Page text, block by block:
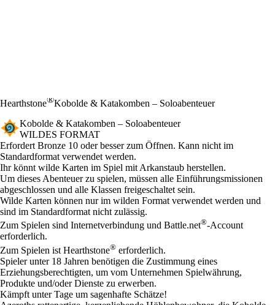
Hearthstone®Kobolde & Katakomben – Soloabenteuer
Kobolde & Katakomben – Soloabenteuer
WILDES FORMAT
Product Notification
Erfordert Bronze 10 oder besser zum Öffnen. Kann nicht im
Standardformat verwendet werden.
Available actions
Ihr könnt wilde Karten im Spiel mit Arkanstaub herstellen.
Um dieses Abenteuer zu spielen, müssen alle Einführungsmissionen
abgeschlossen und alle Klassen freigeschaltet sein.
Wilde Karten können nur im wilden Format verwendet werden und
sind im Standardformat nicht zulässig.
Zum Spielen sind Internetverbindung und Battle.net®-Account
erforderlich.
Zum Spielen ist Hearthstone® erforderlich.
Spieler unter 18 Jahren benötigen die Zustimmung eines
Erziehungsberechtigten, um vom Unternehmen Spielwährung,
Produkte und/oder Dienste zu erwerben.
Kämpft unter Tage um sagenhafte Schätze!